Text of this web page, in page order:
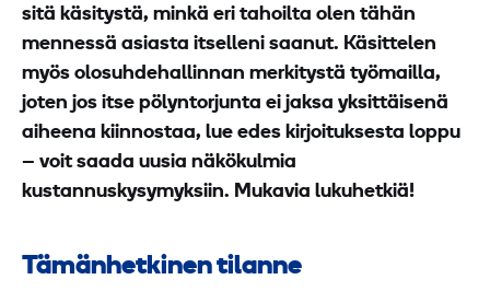
sitä käsitystä, minkä eri tahoilta olen tähän
mennessä asiasta itselleni saanut. Käsittelen
myös olosuhdehallinnan merkitystä työmailla,
joten jos itse pölyntorjunta ei jaksa yksittäisenä
aiheena kiinnostaa, lue edes kirjoituksesta loppu
– voit saada uusia näkökulmia
kustannuskysymyksiin. Mukavia lukuhetkiä!
Tämänhetkinen tilanne